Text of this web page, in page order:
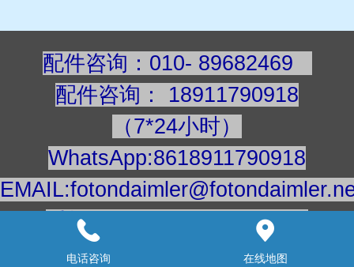
配件咨询：010- 89682469
配件咨询 ： 18911790918
（7*24小时）
WhatsApp:8618911790918
手机/微信：18911790918
建议用电脑浏览更清楚
电话咨询 在线地图